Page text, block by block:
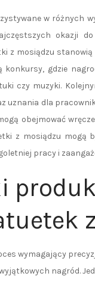
w różnych
okazji
z mosiądzu
konkursy, gdzie
czy muzyki.
uznania dla
obejmować
z mosiądzu mogą
pracy i
wymagający
nagród.